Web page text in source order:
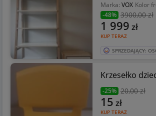
Marka: VOX Kolor
-48% 3900,00 zł
KUP TERAZ
1 999 zł
SPRZEDAJĄCY:
Krzesełko
-25% 20,00 zł
KUP TERAZ
15 zł